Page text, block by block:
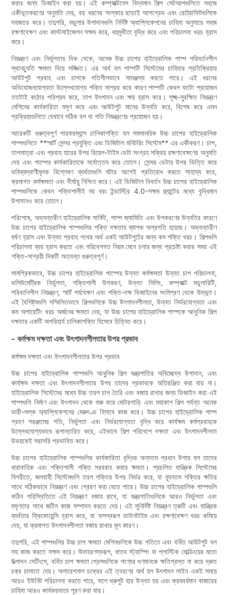
করার জন্য ডিজাইন করা হয়। এই কম্প্যাক্টনেস বিদ্যমান শিল্প সেটআপগুলিতে সহজে
একীভূতকরণের অনুমতি দেয়, বড় ধরনের সংস্কার ছাড়াই আপগ্রেড এবং রেট্রোফিটগুলিকে
সহজতর করে। তদুপরি, মডুলার উপাদানগুলি নির্দিষ্ট অ্যাপ্লিকেশনের চাহিদা অনুসারে সহজ
রক্ষণাবেক্ষণ এবং কাস্টমাইজেশন সক্ষম করে, বহুমুখীতা বৃদ্ধি করে এবং পরিচালনা খরচ হ্রাস
করে।
নিয়ন্ত্রণ এবং নির্ভুলতার দিক থেকে, অনেক উচ্চ চাপের হাইড্রোলিক পাম্প পরিবর্তনশীল
স্থানচ্যুতি ক্ষমতা দিয়ে সজ্জিত। এর অর্থ হল পাম্পটি সিস্টেমের চাহিদার প্রতিক্রিয়ায়
আউটপুট প্রবাহ এবং চাপকে গতিশীলভাবে সামঞ্জস্য করতে পারে। এই ধরনের
অভিযোজনযোগ্যতা উল্লেখযোগ্য শক্তি সাশ্রয় করে কারণ পাম্পটি কেবল যতটা প্রয়োজন
ততটাই কঠোর পরিশ্রম করে, তাপ উৎপাদন এবং ক্ষয় হ্রাস করে। সূক্ষ্ম-সুরক্ষিত নিয়ন্ত্রণ
মেশিনের কার্যকারিতা মসৃণ করে এবং আউটপুট মানের উন্নতি করে, বিশেষ করে এমন
প্রক্রিয়াগুলিতে যেখানে সঠিক বল বা গতি নিয়ন্ত্রণের প্রয়োজন হয়।
আরেকটি গুরুত্বপূর্ণ পারফরম্যান্স চালিকাশক্তি হল সমসাময়িক উচ্চ চাপের হাইড্রোলিক
পাম্পগুলিতে **স্মার্ট সেন্সর প্রযুক্তি এবং ডিজিটাল মনিটরিং সিস্টেম** এর একীকরণ। চাপ,
তাপমাত্রা এবং প্রবাহ হারের উপর রিয়েল-টাইম ডেটা সংগ্রহ সক্রিয় রক্ষণাবেক্ষণের অনুমতি
দেয় এবং পাম্পের কার্যকারিতাকে সর্বোত্তম করে তোলে। সেন্সর ডেটার উপর ভিত্তি করে
ভবিষ্যদ্বাণীমূলক বিশ্লেষণ ব্যর্থতাগুলি ঘটার আগেই প্রতিরোধ করতে সাহায্য করে,
ক্রমাগত কর্মক্ষমতা এবং দীর্ঘায়ু নিশ্চিত করে। এই ডিজিটাল বিবর্তন উচ্চ চাপের হাইড্রোলিক
পাম্পগুলিকে কেবল শক্তিশালীই নয় বরং ইন্ডাস্ট্রি 4.0-সক্ষম প্ল্যান্টের মধ্যে বুদ্ধিমান
উপাদানও করে তোলে।
পরিশেষে, অভ্যন্তরীণ হাইড্রোলিক সার্কিট, পাম্প জ্যামিতি এবং উপকরণের উন্নতির কারণে
উচ্চ চাপের হাইড্রোলিক পাম্পগুলির শক্তি দক্ষতায় ব্যাপক অগ্রগতি হয়েছে। অভ্যন্তরীণ
ঘর্ষণ হ্রাস এবং উন্নত প্রবাহ পথের অর্থ একই আউটপুটের জন্য কম শক্তি খরচ। শিল্পগুলি
পরিচালনা ব্যয় হ্রাস করতে এবং পরিবেশগত নিয়ম মেনে চলার জন্য প্রচেষ্টা করার সময় এই
শক্তি-সাশ্রয়ী দিকটি অত্যন্ত গুরুত্বপূর্ণ।
সামগ্রিকভাবে, উচ্চ চাপের হাইড্রোলিক পাম্পের উন্নত কর্মক্ষমতা উন্নত চাপ পরিচালনা,
ভলিউমেট্রিক নির্ভুলতা, শক্তিশালী উপকরণ, উন্নত সিলিং, কম্প্যাক্ট মডুলারিটি,
পরিবর্তনশীল নিয়ন্ত্রণ, স্মার্ট পর্যবেক্ষণ এবং শক্তি-দক্ষ ডিজাইনের সংমিশ্রণ থেকে উদ্ভূত।
এই বৈশিষ্ট্যগুলি সম্মিলিতভাবে শিল্পগুলিকে উচ্চ উৎপাদনশীলতা, উন্নত নির্ভরযোগ্যতা এবং
কম অপারেটিং খরচ অর্জনের ক্ষমতা দেয়, যা উচ্চ চাপের হাইড্রোলিক পাম্পকে আধুনিক শিল্প
দক্ষতার একটি অপরিহার্য চালিকাশক্তি হিসেবে চিহ্নিত করে।
- কর্মক্ষম দক্ষতা এবং উৎপাদনশীলতার উপর প্রভাব
কর্মক্ষম দক্ষতা এবং উৎপাদনশীলতার উপর প্রভাব
উচ্চ চাপের হাইড্রোলিক পাম্পগুলি আধুনিক শিল্প যন্ত্রপাতির অবিচ্ছেদ্য উপাদান, এবং
কার্যক্ষম দক্ষতা এবং উৎপাদনশীলতার উপর তাদের প্রভাবকে অতিরঞ্জিত করা যায় না।
হাইড্রোলিক সিস্টেমের মধ্যে উচ্চ তরল চাপ তৈরি এবং বজায় রাখার জন্য ডিজাইন করা এই
পাম্পগুলি নির্মাণ এবং উৎপাদন থেকে শুরু করে মোটরগাড়ি এবং মহাকাশ শিল্প পর্যন্ত অনেক
ভারী-শুল্ক অ্যাপ্লিকেশনের মেরুদণ্ড হিসাবে কাজ করে। উচ্চ চাপের হাইড্রোলিক পাম্প
গ্রহণ সরঞ্জামের গতি, নির্ভুলতা এবং নির্ভরযোগ্যতা বৃদ্ধি করে কার্যক্ষম কর্মপ্রবাহকে
উল্লেখযোগ্যভাবে রূপান্তরিত করে, এইভাবে শিল্প পরিবেশে দক্ষতা এবং উৎপাদনশীলতা
উভয়কেই সরাসরি প্রভাবিত করে।
উচ্চ চাপের হাইড্রোলিক পাম্পগুলির কার্যকারিতা বৃদ্ধির অন্যতম প্রধান উপায় হল তাদের
ধারাবাহিক এবং শক্তিশালী শক্তি সরবরাহ করার ক্ষমতা। প্রচলিত যান্ত্রিক সিস্টেমের
বিপরীতে, জলবাহী সিস্টেমগুলি তরল শক্তির উপর নির্ভর করে, যা ন্যূনতম শক্তির ক্ষতির
সাথে সঠিকভাবে নিয়ন্ত্রণ এবং প্রেরণ করা যেতে পারে। উচ্চ চাপের হাইড্রোলিক পাম্পগুলি
কঠিন পরিস্থিতিতে এই নিয়ন্ত্রণ বজায় রাখে, যা যন্ত্রপাতিগুলিকে আরও নির্ভুলতা এবং
মসৃণতার সাথে জটিল কাজ সম্পাদন করতে দেয়। এই সুনির্দিষ্ট নিয়ন্ত্রণ ত্রুটি এবং যান্ত্রিক
ব্যর্থতার ফ্রিকোয়েন্সি হ্রাস করে, যা ফলস্বরূপ ডাউনটাইম এবং রক্ষণাবেক্ষণ খরচ কমিয়ে
দেয়, যা ক্রমাগত উৎপাদনশীলতা বজায় রাখার মূল কারণ।
তদুপরি, এই পাম্পগুলির উচ্চ চাপ ক্ষমতা মেশিনগুলিকে উচ্চ গতিতে এবং বর্ধিত আউটপুট বল
সহ কাজ করতে সক্ষম করে। উদাহরণস্বরূপ, ধাতব স্ট্যাম্পিং বা প্লাস্টিক মোল্ডিংয়ের মতো
উত্পাদন সেটিংসে, বর্ধিত চাপ ক্ষমতা প্রেসগুলিকে পণ্যের গুণমানকে ক্ষতিগ্রস্ত না করে দ্রুত
চক্র চালাতে দেয়। অপারেশনাল চক্রের এই ত্বরণের অর্থ হল উৎপাদন লাইন একই সময়ে
আরও ইউনিট পরিচালনা করতে পারে, ফলে থ্রুপুট হার উন্নত হয় এবং ক্রমবর্ধমান বাজারের
চাহিদা আরও কার্যকরভাবে পূরণ করা যায়।